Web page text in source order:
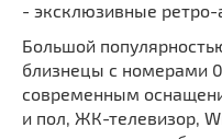
- эксклюзивные
Большой
близнецы с номерами
современным
и пол, ЖК-телевизор,